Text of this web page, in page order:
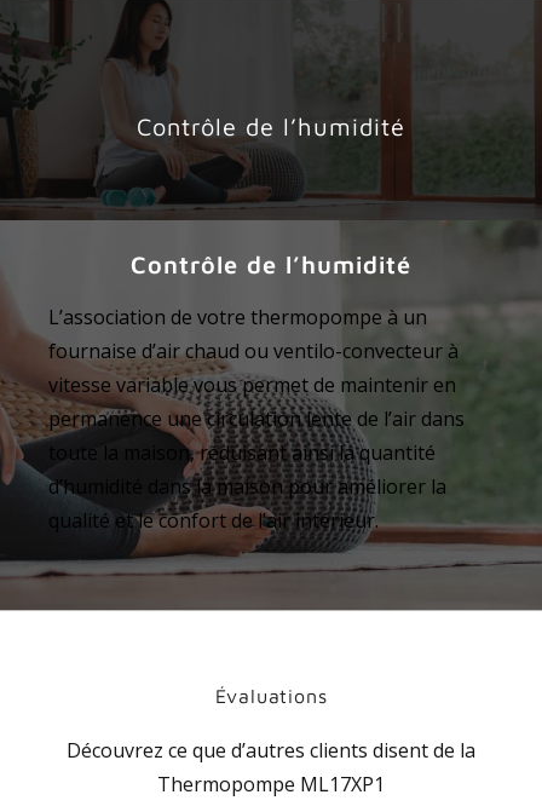
Contrôle de l’humidité
Contrôle de l’humidité
L’association de votre thermopompe à un
fournaise d’air chaud ou ventilo-convecteur à
vitesse variable vous permet de maintenir en
permanence une circulation lente de l’air dans
toute la maison, réduisant ainsi la quantité
d’humidité dans la maison pour améliorer la
qualité et le confort de l’air intérieur.
Évaluations
Découvrez ce que d’autres clients disent de la
Thermopompe ML17XP1